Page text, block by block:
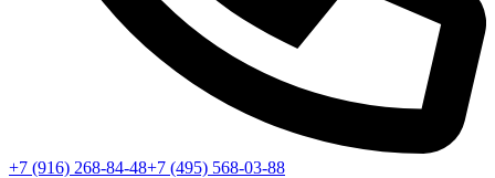
+7 (916) 268-84-48+7 (495) 568-03-88